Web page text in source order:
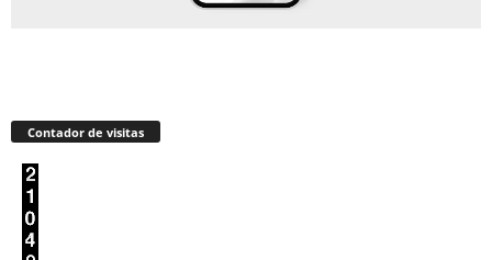
Contador de visitas